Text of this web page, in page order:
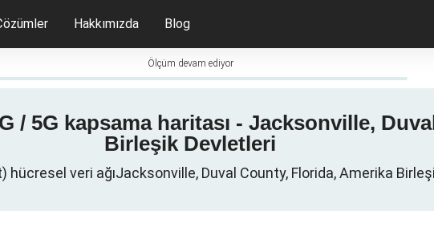
Hakkımızda Blog
Ölçüm devam ediyor
/ 5G kapsama haritası - Jacksonville,
Birleşik Devletleri
hücresel veri ağıJacksonville, Duval County, Florida, Amerika